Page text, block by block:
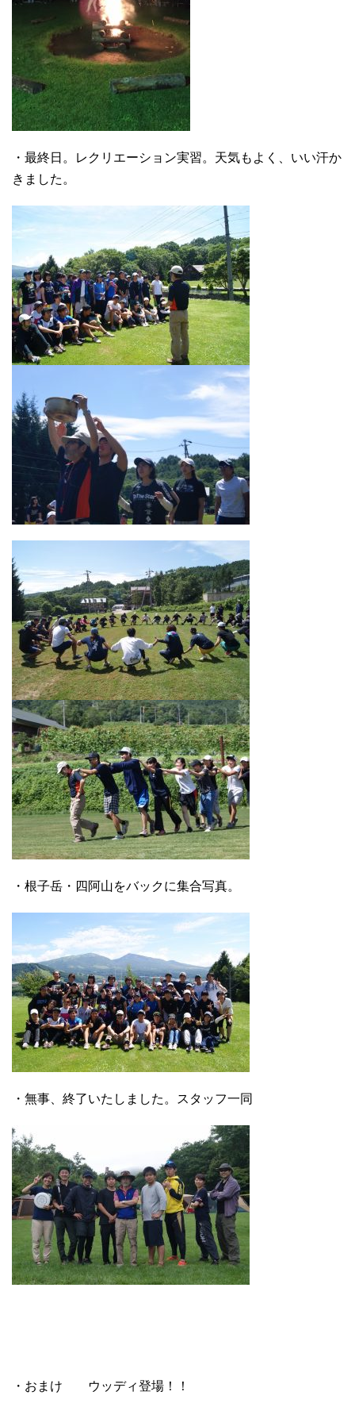
・最終日。レクリエーション実習。天気もよく、いい汗か
きました。
・根子岳・四阿山をバックに集合写真。
・無事、終了いたしました。スタッフ一同
・おまけ ウッディ登場！！